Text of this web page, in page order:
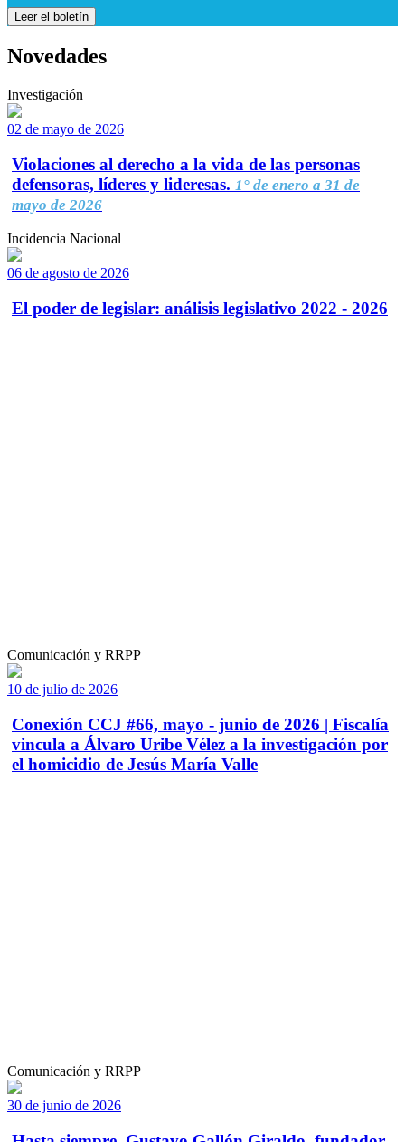
Leer el boletín
Novedades
Investigación
02 de mayo de 2026
Violaciones al derecho a la vida de las personas
defensoras, líderes y lideresas. 1° de enero a 31 de
mayo de 2026
Incidencia Nacional
06 de agosto de 2026
El poder de legislar: análisis legislativo 2022 - 2026
Comunicación y RRPP
10 de julio de 2026
Conexión CCJ #66, mayo - junio de 2026 | Fiscalía
vincula a Álvaro Uribe Vélez a la investigación por
el homicidio de Jesús María Valle
Comunicación y RRPP
30 de junio de 2026